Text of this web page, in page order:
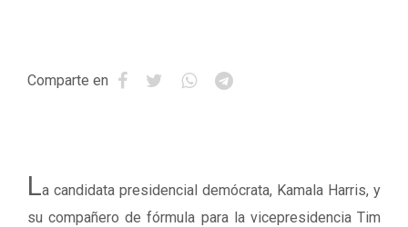
Comparte en
La candidata presidencial demócrata, Kamala Harris, y
su compañero de fórmula para la vicepresidencia Tim